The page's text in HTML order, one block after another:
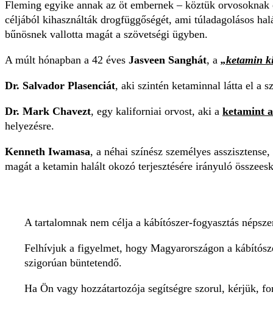
Fleming egyike annak az öt embernek – köztük
céljából kihasználták drogfüggőségét, ami túladagolásos
bűnösnek vallotta magát a szövetségi ügyben.
A múlt hónapban a 42 éves Jasveen Sanghát, a „ketamin
Dr. Salvador Plasenciát, aki szintén ketaminnal látta el a
Dr. Mark Chavezt, egy kaliforniai orvost, aki a ketamint
helyezésre.
Kenneth Iwamasa, a néhai színész személyes
magát a ketamin halált okozó terjesztésére irányuló
A tartalomnak nem célja a kábítószer-fogyasztás
Felhívjuk a figyelmet, hogy Magyarországon a
szigorúan büntetendő.
Ha Ön vagy hozzátartozója segítségre szorul, kérjük,